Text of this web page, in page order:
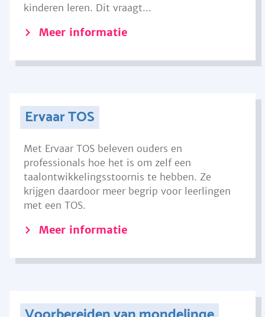
kinderen leren. Dit vraagt...
Meer informatie
Ervaar TOS
Met Ervaar TOS beleven ouders en
professionals hoe het is om zelf een
taalontwikkelingsstoornis te hebben. Ze
krijgen daardoor meer begrip voor leerlingen
met een TOS.
Meer informatie